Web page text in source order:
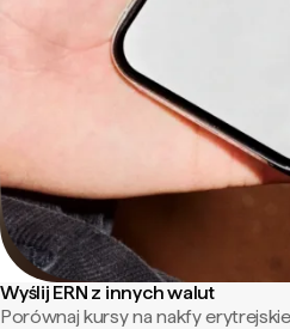
Wyślij ERN z innych walut
Porównaj kursy na nakfy